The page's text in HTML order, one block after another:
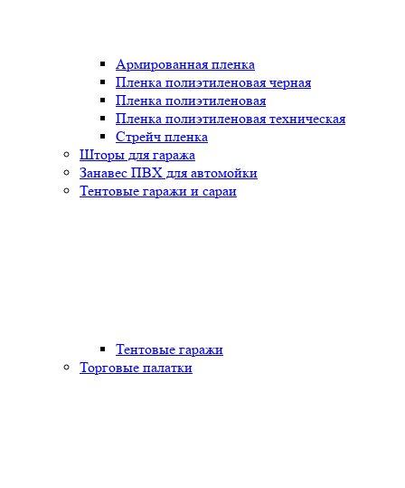
Армированная пленка
Пленка полиэтиленовая черная
Пленка полиэтиленовая
Пленка полиэтиленовая техническая
Стрейч пленка
Шторы для гаража
Занавес ПВХ для автомойки
Тентовые гаражи и сараи
Тентовые гаражи
Торговые палатки